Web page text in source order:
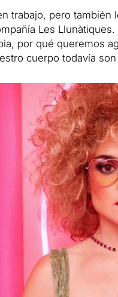
trabajo, pero también
Les
por qué queremos
cuerpo todavía son